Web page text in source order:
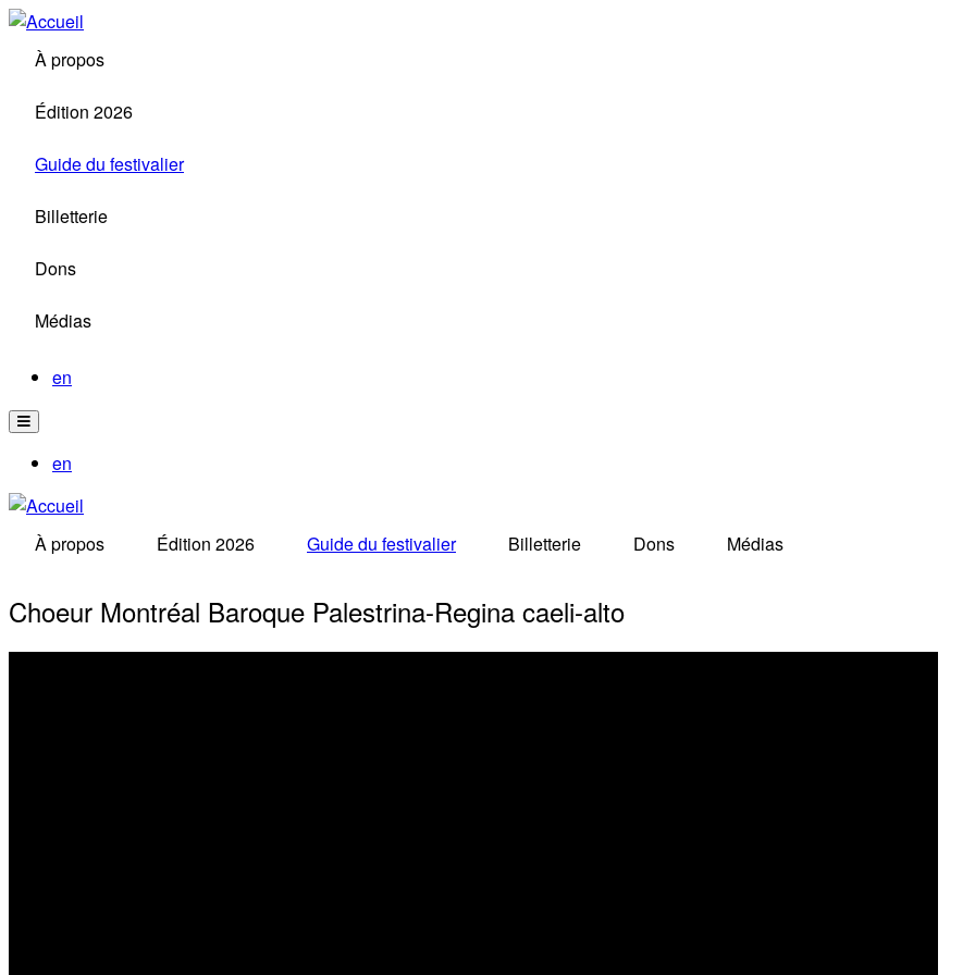
Aller
contenu
principal
À propos
Édition 2026
Guide du festivalier
Billetterie
Dons
Médias
en
en
À propos Édition 2026 Guide du festivalier Billetterie Dons Médias
Choeur Montréal Baroque Palestrina-Regina caeli-alto